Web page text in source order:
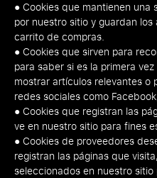
● Cookies que mantienen una
por nuestro sitio y guardan
carrito de compras.
● Cookies que sirven para
para saber si es la primera
mostrar artículos relevantes o
redes sociales como
● Cookies que registran las
ve en nuestro sitio para fines
● Cookies de proveedores
registran las páginas que
seleccionados en nuestro